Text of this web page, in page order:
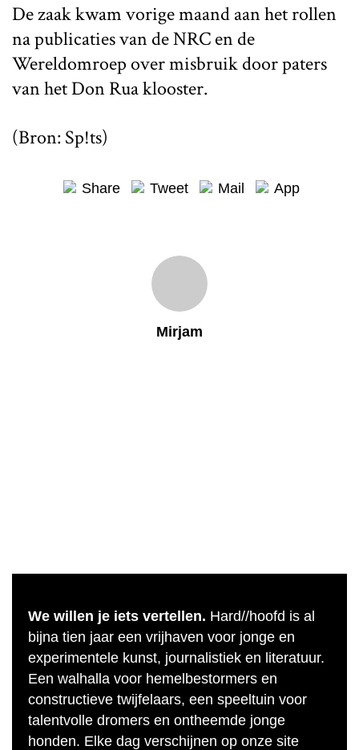
De zaak kwam vorige maand aan het rollen
na publicaties van de NRC en de
Wereldomroep over misbruik door paters
van het Don Rua klooster.
(Bron: Sp!ts)
Share Tweet Mail App
Mirjam
We willen je iets vertellen. Hard//hoofd is al
bijna tien jaar een vrijhaven voor jonge en
experimentele kunst, journalistiek en literatuur.
Een walhalla voor hemelbestormers en
constructieve twijfelaars, een speeltuin voor
talentvolle dromers en ontheemde jonge
honden. Elke dag verschijnen op onze site